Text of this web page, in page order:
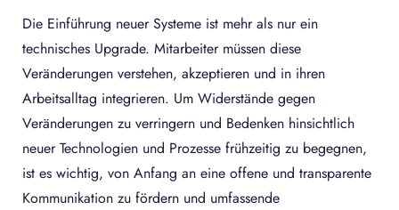
Die Einführung neuer Systeme ist mehr als nur ein
technisches Upgrade. Mitarbeiter müssen diese
Veränderungen verstehen, akzeptieren und in ihren
Arbeitsalltag integrieren. Um Widerstände gegen
Veränderungen zu verringern und Bedenken hinsichtlich
neuer Technologien und Prozesse frühzeitig zu begegnen,
ist es wichtig, von Anfang an eine offene und transparente
Kommunikation zu fördern und umfassende